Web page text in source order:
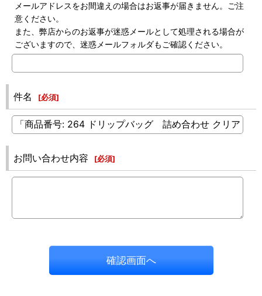
メールアドレスをお間違えの場合はお返事が届きません。ご注
意ください。
また、弊店からのお返事が迷惑メールとして処理される場合が
ございますので、迷惑メールフォルダもご確認ください。
件名 [必須]
お問い合わせ内容 [必須]
確認画面へ